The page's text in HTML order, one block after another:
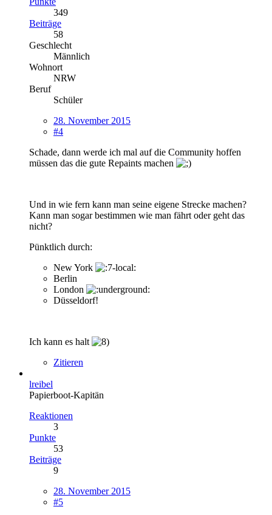
349
Beiträge
58
Geschlecht
Männlich
Wohnort
NRW
Beruf
Schüler
28. November 2015
#4
Schade, dann werde ich mal auf die Community hoffen
müssen das die gute Repaints machen
Und in wie fern kann man seine eigene Strecke machen?
Kann man sogar bestimmen wie man fährt oder geht das
nicht?
Pünktlich durch:
New York
Berlin
London
Düsseldorf!
Ich kann es halt
Zitieren
lreibel
Papierboot-Kapitän
Reaktionen
3
Punkte
53
Beiträge
9
28. November 2015
#5